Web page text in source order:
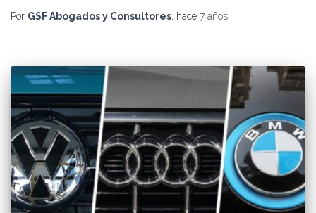
Por GSF Abogados y Consultores, hace 7 años